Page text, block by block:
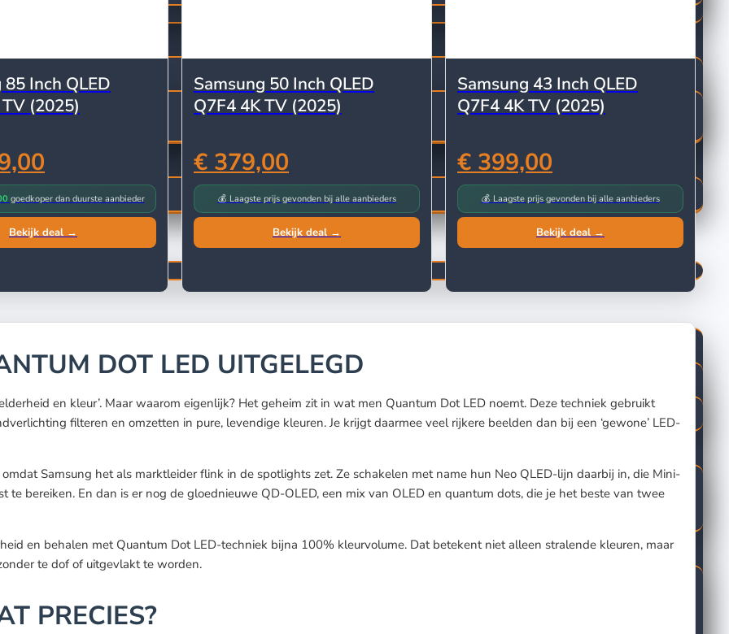
Inch QLED
(2025)
goedkoper dan duurste aanbieder
Bekijk deal →
Samsung 50 Inch QLED
Q7F4 4K TV (2025)
€ 379,00
💰 Laagste prijs gevonden bij alle aanbieders
Bekijk deal →
Samsung 43 Inch QLED
Q7F4 4K TV (2025)
€ 399,00
💰 Laagste prijs gevonden bij alle aanbieders
Bekijk deal →
DOT LED UITGELEGD
en kleur’. Maar waarom eigenlijk? Het geheim zit in wat men Quantum Dot LED noemt. Deze techniek gebruikt
filteren en omzetten in pure, levendige kleuren. Je krijgt daarmee veel rijkere beelden dan bij een ‘gewone’ LED-
Samsung het als marktleider flink in de spotlights zet. Ze schakelen met name hun Neo QLED-lijn daarbij in, die Mini-
bereiken. En dan is er nog de gloednieuwe QD-OLED, een mix van OLED en quantum dots, die je het beste van twee
en behalen met Quantum Dot LED-techniek bijna 100% kleurvolume. Dat betekent niet alleen stralende kleuren, maar
te dof of uitgevlakt te worden.
PRECIES?